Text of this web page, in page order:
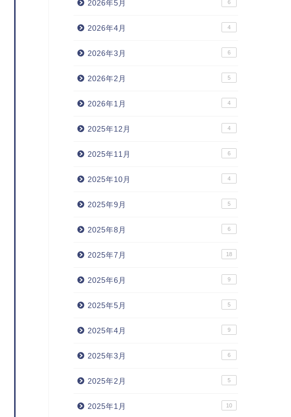
2026年5月 6
2026年4月 4
2026年3月 6
2026年2月 5
2026年1月 4
2025年12月 4
2025年11月 6
2025年10月 4
2025年9月 5
2025年8月 6
2025年7月 18
2025年6月 9
2025年5月 5
2025年4月 9
2025年3月 6
2025年2月 5
2025年1月 10